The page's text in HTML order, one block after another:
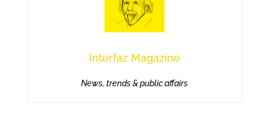
Interfaz Magazine
News, trends & public affairs